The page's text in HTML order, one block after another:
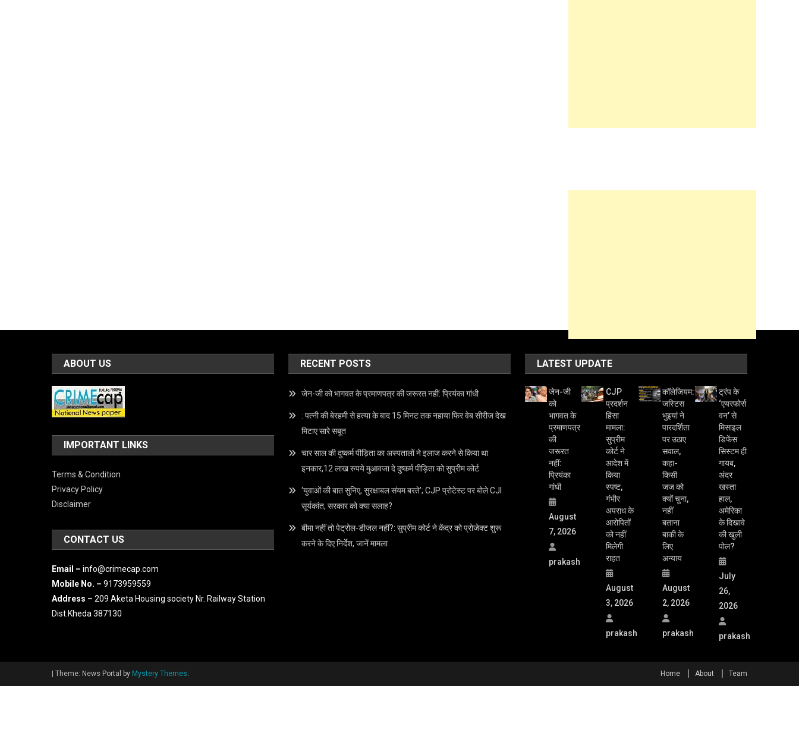
ABOUT US
IMPORTANT LINKS
Terms & Condition
Privacy Policy
Disclaimer
CONTACT US
Email –info@crimecap.com
Mobile No. – 9173959559
Address –209 Aketa Housing society Nr. Railway Station
Dist.Kheda 387130
RECENT POSTS
जेन-जी को भागवत के प्रमाणपत्र की जरूरत नहीं: प्रियंका गांधी
: पत्नी की बेरहमी से हत्या के बाद 15 मिनट तक नहाया फिर वेब सीरीज देख
मिटाए सारे सबूत
चार साल की दुष्कर्म पीड़िता का अस्पतालों ने इलाज करने से किया था
इनकार,12 लाख रुपये मुआवजा दे दुष्कर्म पीड़िता को:सुप्रीम कोर्ट
‘युवाओं की बात सुनिए, सुरक्षाबल संयम बरते’; CJP प्रोटेस्ट पर बोले CJI
सूर्यकांत, सरकार को क्या सलाह?
बीमा नहीं तो पेट्रोल-डीजल नहीं?: सुप्रीम कोर्ट ने केंद्र को प्रोजेक्ट शुरू
करने के दिए निर्देश, जानें मामला
LATEST UPDATE
जेन-जी
को
भागवत के
प्रमाणपत्र
की
जरूरत
नहीं:
प्रियंका
गांधी
August
7, 2026
prakash
CJP
प्रदर्शन
हिंसा
मामला:
सुप्रीम
कोर्ट ने
आदेश में
किया
स्पष्ट,
गंभीर
अपराध के
आरोपितों
को नहीं
मिलेगी
राहत
August
3, 2026
prakash
कॉलेजियम:
जस्टिस
भुइयां ने
पारदर्शिता
पर उठाए
सवाल,
कहा-
किसी
जज को
क्यों चुना,
नहीं
बताना
बाकी के
लिए
अन्याय
August
2, 2026
prakash
ट्रंप के
‘एयरफोर्स
वन’ से
मिसाइल
डिफेंस
सिस्टम ही
गायब,
अंदर
खस्ता
हाल,
अमेरिका
के दिखावे
की खुली
पोल?
July
26,
2026
prakash
| Theme: News Portal by Mystery Themes Home About Team